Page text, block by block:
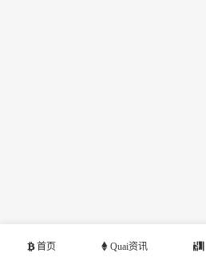
首页 Quai资讯